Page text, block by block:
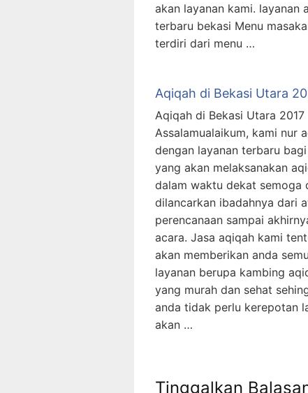
akan layanan kami. layanan
terbaru bekasi Menu
terdiri dari menu …
Aqiqah di Bekasi Utara
Aqiqah di Bekasi Utara 2017
Assalamualaikum, kami nur
dengan layanan terbaru
yang akan melaksanakan
dalam waktu dekat semoga
dilancarkan ibadahnya dari
perencanaan sampai
acara. Jasa aqiqah kami
akan memberikan anda
layanan berupa kambing
yang murah dan sehat
anda tidak perlu kerepotan
akan …
Tinggalkan